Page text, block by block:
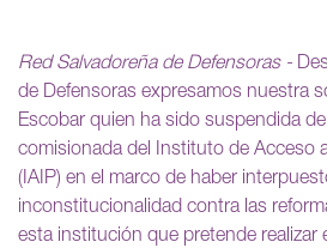
Red Salvadoreña de Defensoras -
de Defensoras expresamos nuestra
Escobar quien ha sido suspendida
comisionada del Instituto de Acceso
(IAIP) en el marco de haber
inconstitucionalidad contra las
esta institución que pretende realizar